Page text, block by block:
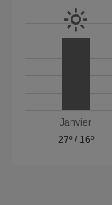
Janvier
27º/ 16º